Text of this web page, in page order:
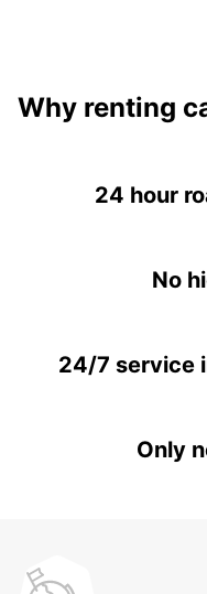
Why renting
24 hour
No
24/7 service
Only